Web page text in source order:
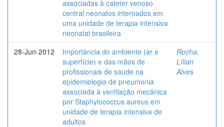
associadas à cateter venoso
central neonatos internados em
uma unidade de terapia intensiva
neonatal brasileira
28-Jun-2012
Importância do ambiente (ar e
superfície) e das mãos de
profissionais de saúde na
epidemiologia de pneumonia
associada à ventilação mecânica
por Staphylococcus aureus em
unidade de terapia intensiva de
adultos
Rocha,
Lílian
Alves